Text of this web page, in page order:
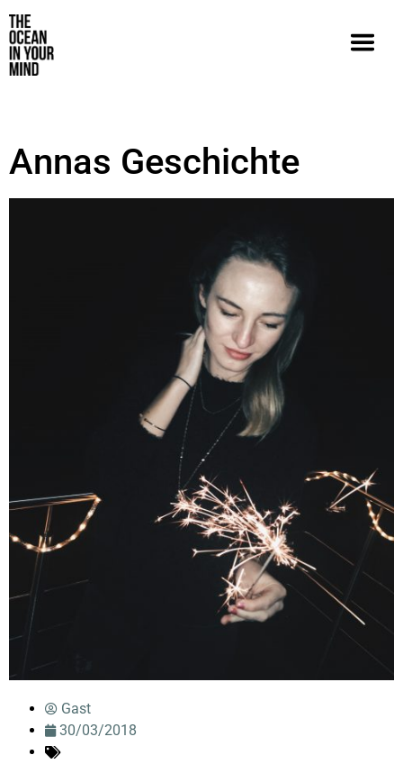
Annas Geschichte
Gast
30/03/2018